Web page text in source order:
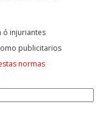
ó injuriantes
publicitarios
normas